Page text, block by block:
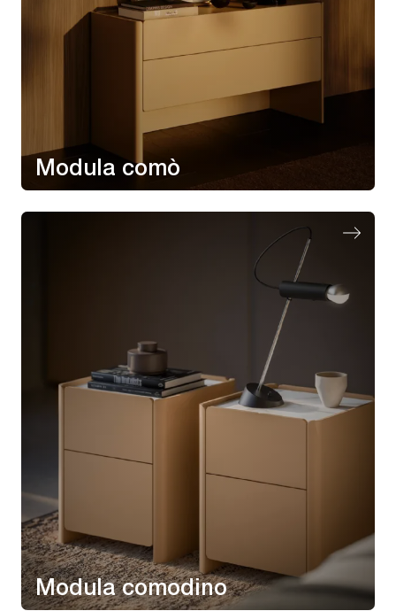
Modula comò
Modula comodino